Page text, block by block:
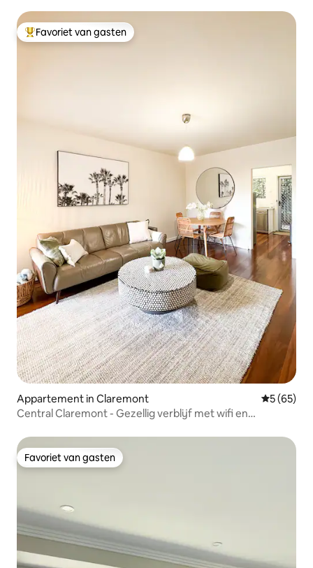
Topfavoriet van gasten
Favoriet van gasten
Appartement in Claremont
5 (65)
Central Claremont - Gezellig verblijf met wifi en
Favoriet van gasten
Favoriet van gasten